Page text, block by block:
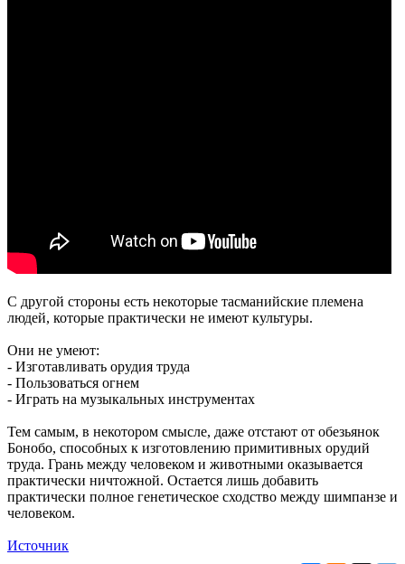
С другой стороны есть некоторые тасманийские племена
людей, которые практически не имеют культуры.
Они не умеют:
- Изготавливать орудия труда
- Пользоваться огнем
- Играть на музыкальных инструментах
Тем самым, в некотором смысле, даже отстают от обезьянок
Бонобо, способных к изготовлению примитивных орудий
труда. Грань между человеком и животными оказывается
практически ничтожной. Остается лишь добавить
практически полное генетическое сходство между шимпанзе и
человеком.
Источник